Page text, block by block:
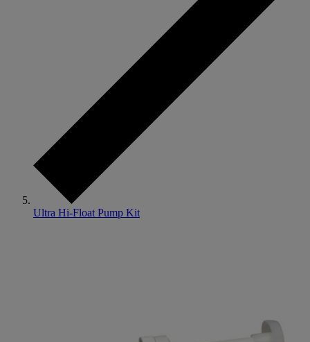
Ultra Hi-Float Pump Kit